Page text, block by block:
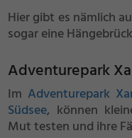
Hier gibt es nämlich
sogar eine
Adventurepark
Im Adventurepark
Südsee, können
Mut testen und ihre